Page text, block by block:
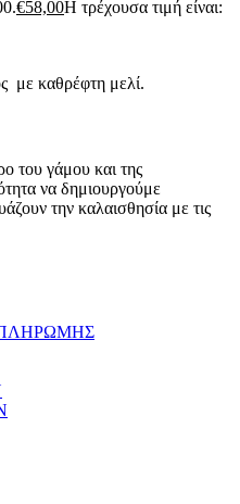
€58,00Η τρέχουσα τιμή είναι:
με καθρέφτη μελί.
του γάμου και της
να δημιουργούμε
την καλαισθησία με τις